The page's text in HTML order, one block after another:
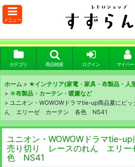
メニュー
カテゴリ 商品検索 ログイン マイペー
ホーム > ★インテリア(家電・家具・布製品・人
> ☆布製品・カーテン・暖簾など
> ユニオン・WOWOWドラマtie-up商品夏に
ん エリーゼ カーテン 各色 NS41
ユニオン・WOWOWドラマtie-
売り切り レースのれん エリ
色 NS41